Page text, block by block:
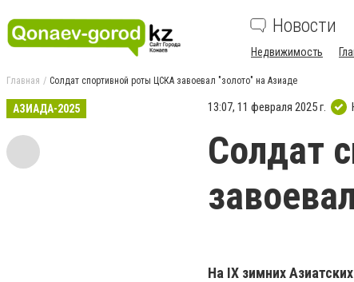
Новости
Недвижимость
Главная Солдат спортивной роты ЦСКА завоевал "золото" на Азиаде
АЗИАДА-2025 13:07, 11 февраля 2025 г.
Солдат
На IX зимних